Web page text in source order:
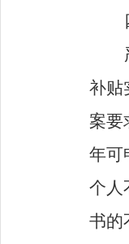
补贴
案要
年可
个人
书的